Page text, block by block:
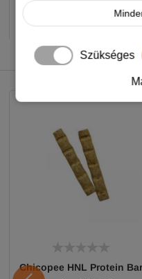
Szükséges
+
Chicopee HNL Protein Bar